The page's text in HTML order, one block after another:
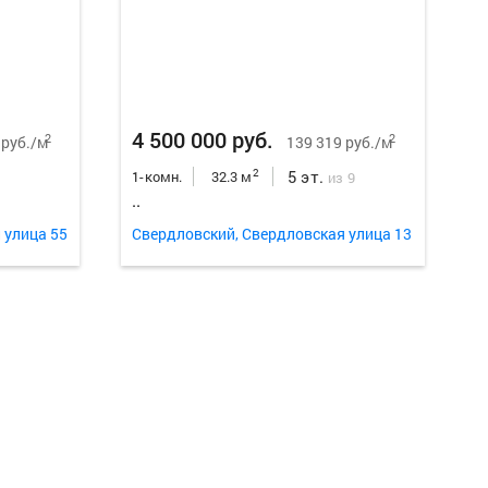
руб./м2
55
4 500 000 руб. 139 319 руб./м2
1-комн. 32.3 м2 5 эт. из 9
..
Свердловский, Свердловская улица 13